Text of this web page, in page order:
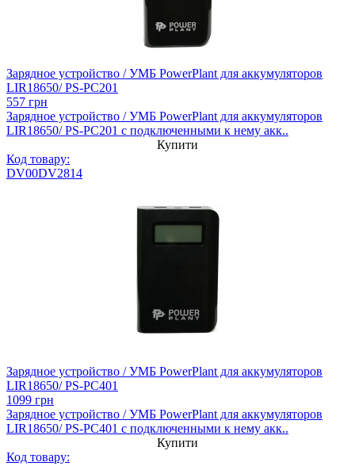
Зарядное устройство / УМБ PowerPlant для аккумуляторов
LIR18650/ PS-PC201
557 грн
Зарядное устройство / УМБ PowerPlant для аккумуляторов
LIR18650/ PS-PC201 с подключенными к нему акк..
Купити
Код товару:
DV00DV2814
Зарядное устройство / УМБ PowerPlant для аккумуляторов
LIR18650/ PS-PC401
1099 грн
Зарядное устройство / УМБ PowerPlant для аккумуляторов
LIR18650/ PS-PC401 с подключенными к нему акк..
Купити
Код товару: